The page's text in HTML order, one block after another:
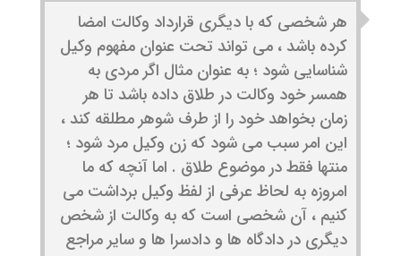
هر شخصی که با دیگری قرارداد وکالت امضا
کرده باشد ، می تواند تحت عنوان مفهوم وکیل
شناسایی شود ؛ به عنوان مثال اگر مردی به
همسر خود وکالت در طلاق داده باشد تا هر
زمان بخواهد خود را از طرف شوهر مطلقه کند ،
این امر سبب می شود که زن وکیل مرد شود ؛
منتها فقط در موضوع طلاق . اما آنچه که ما
امروزه به لحاظ عرفی از لفظ وکیل برداشت می
کنیم ، آن شخصی است که به وکالت از شخص
دیگری در دادگاه ها و دادسرا ها و سایر مراجع